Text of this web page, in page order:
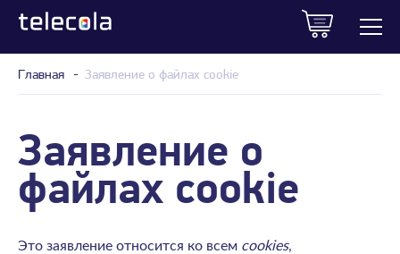
Главная Заявление о файлах cookie
Заявление о
файлах cookie
Это заявление относится ко всем cookies,